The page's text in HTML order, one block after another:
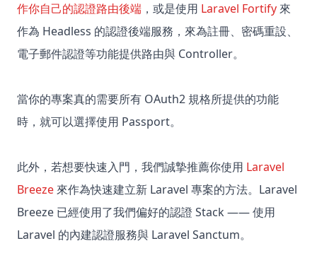
作你自己的認證路由後端 ，或是使用 Laravel Fortify 來
作為 Headless 的認證後端服務，來為註冊、密碼重設、
電子郵件認證等功能提供路由與 Controller。
當你的專案真的需要所有 OAuth2 規格所提供的功能
時，就可以選擇使用 Passport。
此外，若想要快速入門，我們誠摯推薦你使用 Laravel
Breeze 來作為快速建立新 Laravel 專案的方法。Laravel
Breeze 已經使用了我們偏好的認證 Stack —— 使用
Laravel 的內建認證服務與 Laravel Sanctum。